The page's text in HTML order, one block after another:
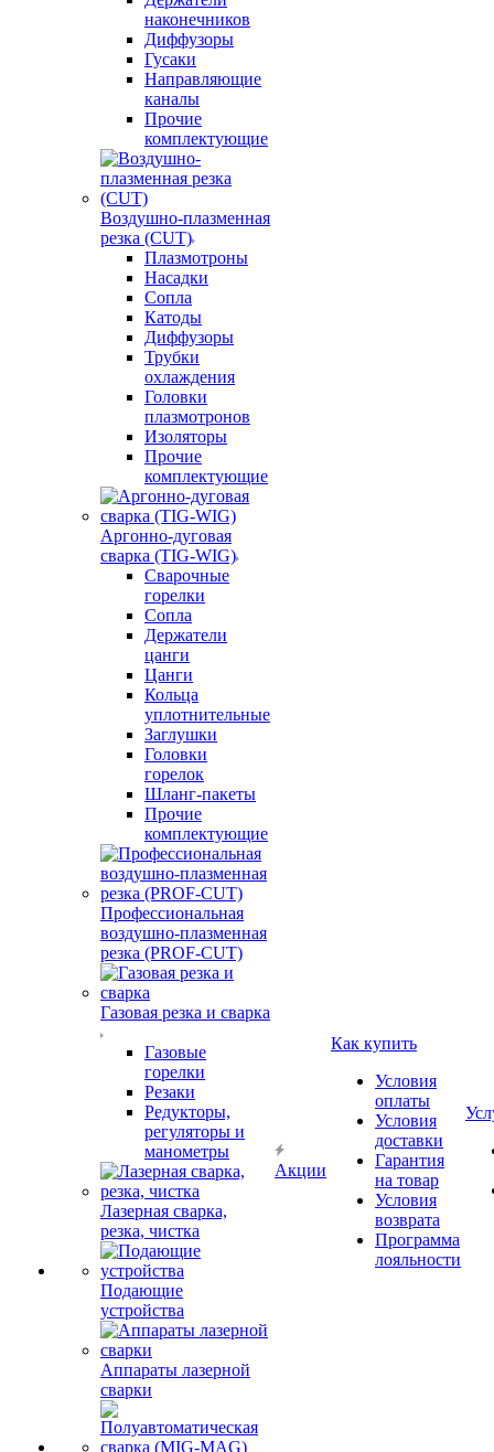
наконечников
Диффузоры
Гусаки
Направляющие
каналы
Прочие
комплектующие
Воздушно-плазменная
резка (CUT)
Плазмотроны
Насадки
Сопла
Катоды
Диффузоры
Трубки
охлаждения
Головки
плазмотронов
Изоляторы
Прочие
комплектующие
Аргонно-дуговая
сварка (TIG-WIG)
Сварочные
горелки
Сопла
Держатели
цанги
Цанги
Кольца
уплотнительные
Заглушки
Головки
горелок
Шланг-пакеты
Прочие
комплектующие
Профессиональная
воздушно-плазменная
резка (PROF-CUT)
Газовая резка и сварка
Газовые
горелки
Резаки
Редукторы,
регуляторы и
манометры
Лазерная сварка,
резка, чистка
Подающие
устройства
Аппараты лазерной
сварки
Акции
Как купить
Условия
оплаты
Условия
доставки
Гарантия
на товар
Условия
возврата
Программа
лояльности